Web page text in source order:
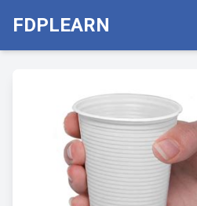
FDPLEARN